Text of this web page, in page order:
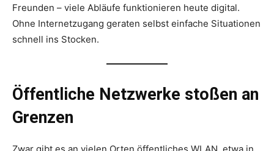
Freunden – viele Abläufe funktionieren heute digital.
Ohne Internetzugang geraten selbst einfache Situationen
schnell ins Stocken.
Öffentliche Netzwerke stoßen an
Grenzen
Zwar gibt es an vielen Orten öffentliches WLAN, etwa in